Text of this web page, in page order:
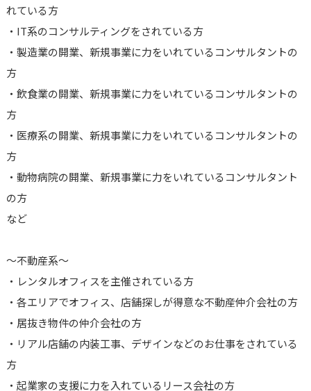
れている方
・IT系のコンサルティングをされている方
・製造業の開業、新規事業に力をいれているコンサルタントの
方
・飲食業の開業、新規事業に力をいれているコンサルタントの
方
・医療系の開業、新規事業に力をいれているコンサルタントの
方
・動物病院の開業、新規事業に力をいれているコンサルタント
の方
など
～不動産系～
・レンタルオフィスを主催されている方
・各エリアでオフィス、店舗探しが得意な不動産仲介会社の方
・居抜き物件の仲介会社の方
・リアル店舗の内装工事、デザインなどのお仕事をされている
方
・起業家の支援に力を入れているリース会社の方